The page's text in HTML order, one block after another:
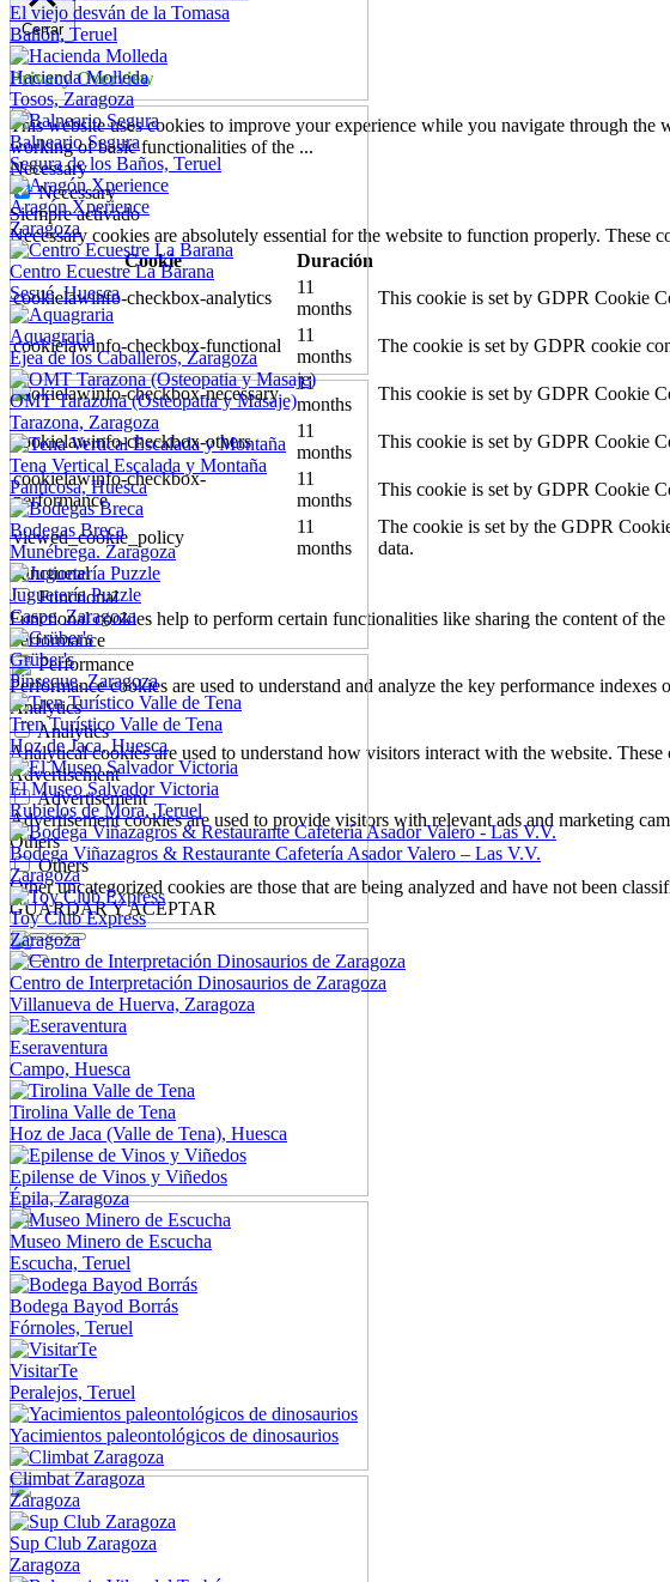
El viejo desván de la Tomasa
Bañón, Teruel
Hacienda Molleda
Tosos, Zaragoza
Balneario Segura
Segura de los Baños, Teruel
Aragón Xperience
Zaragoza
Centro Ecuestre La Barana
Sesué, Huesca
Aquagraria
Ejea de los Caballeros, Zaragoza
OMT Tarazona (Osteopatia y Masaje)
Tarazona, Zaragoza
Tena Vertical Escalada y Montaña
Panticosa, Huesca
Bodegas Breca
Munébrega. Zaragoza
Juguetería Puzzle
Caspe, Zaragoza
Grüber's
Pinseque, Zaragoza
Tren Turístico Valle de Tena
Hoz de Jaca, Huesca
El Museo Salvador Victoria
Rubielos de Mora, Teruel
Bodega Viñazagros & Restaurante Cafetería Asador Valero – Las V.V.
Zaragoza
Toy Club Express
Zaragoza
Centro de Interpretación Dinosaurios de Zaragoza
Villanueva de Huerva, Zaragoza
Eseraventura
Campo, Huesca
Tirolina Valle de Tena
Hoz de Jaca (Valle de Tena), Huesca
Epilense de Vinos y Viñedos
Épila, Zaragoza
Museo Minero de Escucha
Escucha, Teruel
Bodega Bayod Borrás
Fórnoles, Teruel
VisitarTe
Peralejos, Teruel
Yacimientos paleontológicos de dinosaurios
Climbat Zaragoza
Zaragoza
Sup Club Zaragoza
Zaragoza
Cerrar
Privacy Overview
This website uses cookies to improve your experience while you navigate through the
working of basic functionalities of the ...
Necessary
Necessary
Siempre activado
Necessary cookies are absolutely essential for the website to function properly. These
Cookie
Duración
cookielawinfo-checkbox-analytics
11
months
This cookie is set by GDPR Cookie
cookielawinfo-checkbox-functional
11
months
The cookie is set by GDPR cookie
cookielawinfo-checkbox-necessary
11
months
This cookie is set by GDPR Cookie
cookielawinfo-checkbox-others
11
months
This cookie is set by GDPR Cookie
cookielawinfo-checkbox-
performance
11
months
This cookie is set by GDPR Cookie
viewed_cookie_policy
11
months
The cookie is set by the GDPR
data.
Functional
Functional
Functional cookies help to perform certain functionalities like sharing the content of
Performance
Performance
Performance cookies are used to understand and analyze the key performance
Analytics
Analytics
Analytical cookies are used to understand how visitors interact with the website.
Advertisement
Advertisement
Advertisement cookies are used to provide visitors with relevant ads and marketing
Others
Others
Other uncategorized cookies are those that are being analyzed and have not been
GUARDAR Y ACEPTAR